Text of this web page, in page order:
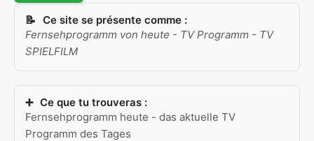
Ce site se présente comme :
Fernsehprogramm von heute - TV Programm - TV
SPIELFILM
Ce que tu trouveras :
Fernsehprogramm heute - das aktuelle TV
Programm des Tages